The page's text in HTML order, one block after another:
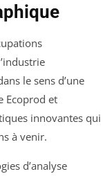
le sens d’une
Ecoprod et
innovantes qui
à venir.
d’analyse